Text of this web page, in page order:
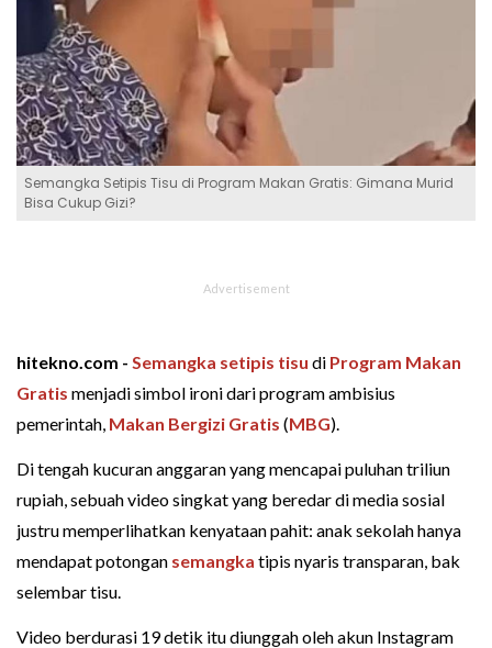
Semangka Setipis Tisu di Program Makan Gratis: Gimana Murid
Bisa Cukup Gizi?
hitekno.com - Semangka setipis tisu di Program Makan
Gratis menjadi simbol ironi dari program ambisius
pemerintah, Makan Bergizi Gratis (MBG).
Di tengah kucuran anggaran yang mencapai puluhan triliun
rupiah, sebuah video singkat yang beredar di media sosial
justru memperlihatkan kenyataan pahit: anak sekolah hanya
mendapat potongan semangka tipis nyaris transparan, bak
selembar tisu.
Video berdurasi 19 detik itu diunggah oleh akun Instagram